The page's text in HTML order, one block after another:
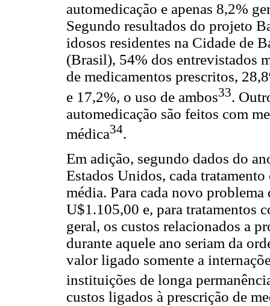
automedicação e apenas 8,2%
Segundo resultados do projeto
idosos residentes na Cidade de
(Brasil), 54% dos entrevistados
de medicamentos prescritos,
e 17,2%, o uso de ambos33.
automedicação são feitos com
médica34.
Em adição, segundo dados do
Estados Unidos, cada
média. Para cada novo problema
U$1.105,00 e, para tratamentos
geral, os custos relacionados a
durante aquele ano seriam da
valor ligado somente a
instituições de longa
custos ligados à prescrição de